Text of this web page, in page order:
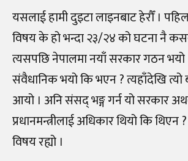
यसलाई हामी दुइटा लाइनबाट हेरौँ ।
विषय के हो भन्दा २३/२४ को घटना नै
त्यसपछि नेपालमा नयाँ सरकार गठन भयो
संवैधानिक भयो कि भएन ? त्यहाँदेखि
आयो । अनि संसद् भङ्ग गर्न यो सरकार
प्रधानमन्त्रीलाई अधिकार थियो कि
विषय रह्यो ।